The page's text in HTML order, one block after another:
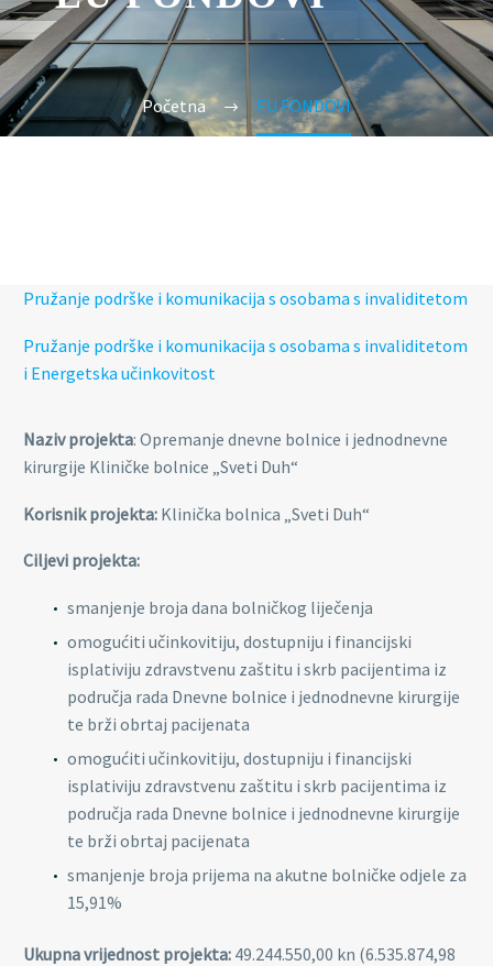
Početna EU FONDOVI
Pružanje podrške i komunikacija s osobama s invaliditetom
Pružanje podrške i komunikacija s osobama s invaliditetom
i Energetska učinkovitost
Naziv projekta: Opremanje dnevne bolnice i jednodnevne
kirurgije Kliničke bolnice „Sveti Duh“
Korisnik projekta: Klinička bolnica „Sveti Duh“
Ciljevi projekta:
smanjenje broja dana bolničkog liječenja
omogućiti učinkovitiju, dostupniju i financijski
isplativiju zdravstvenu zaštitu i skrb pacijentima iz
područja rada Dnevne bolnice i jednodnevne kirurgije
te brži obrtaj pacijenata
omogućiti učinkovitiju, dostupniju i financijski
isplativiju zdravstvenu zaštitu i skrb pacijentima iz
područja rada Dnevne bolnice i jednodnevne kirurgije
te brži obrtaj pacijenata
smanjenje broja prijema na akutne bolničke odjele za
15,91%
Ukupna vrijednost projekta: 49.244.550,00 kn (6.535.874,98